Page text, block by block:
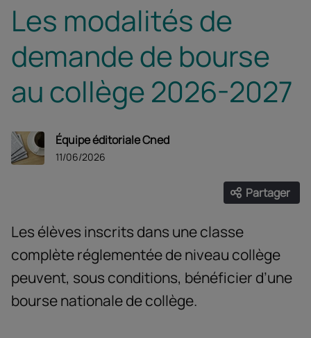
Les modalités de
demande de bourse
au collège 2026-2027
Équipe éditoriale Cned
11/06/2026
Partager
Ouvrir
Les élèves inscrits dans une classe
complète réglementée de niveau collège
peuvent, sous conditions, bénéficier d’une
bourse nationale de collège.